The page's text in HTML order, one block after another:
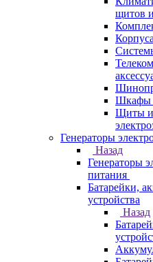
щитов
Шкафы
Щиты и
Генераторы
Назад
Генераторы
питания
Батарейки,
устройства
Назад